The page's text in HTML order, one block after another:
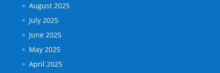
August 2025
July 2025
June 2025
May 2025
April 2025